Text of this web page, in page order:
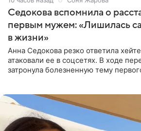
Седокова вспомнила о
первым мужем: «Лишилась
в жизни»
Анна Седокова резко ответила
атаковали ее в соцсетях. В ходе
затронула болезненную тему